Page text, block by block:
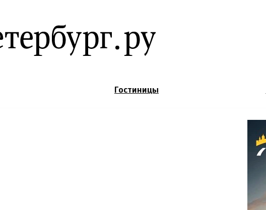
Гостиницы